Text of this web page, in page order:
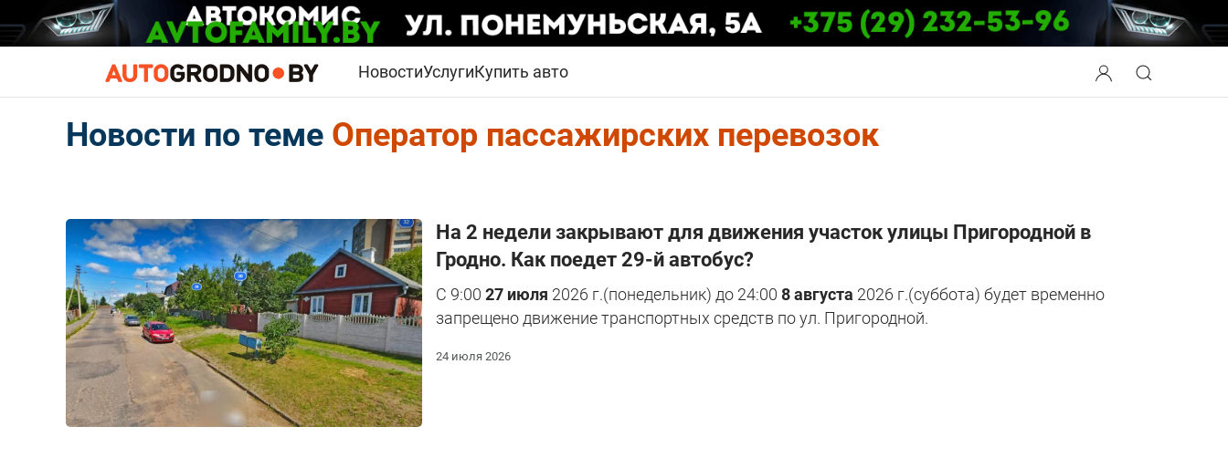
НовостиУслугиКупить авто
Новости по теме Оператор пассажирских перевозок
На 2 недели закрывают для движения участок улицы Пригородной в
Гродно. Как поедет 29-й автобус?
С 9:00 27 июля 2026 г.(понедельник) до 24:00 8 августа 2026 г.(суббота) будет временно
запрещено движение транспортных средств по ул. Пригородной.
24 июля 2026